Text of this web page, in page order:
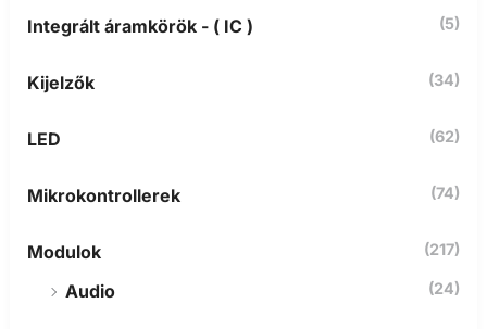
e
Integrált áramkörök - ( IC ) (5)
Kijelzők (34)
LED (62)
Mikrokontrollerek (74)
Modulok (217)
Audio (24)